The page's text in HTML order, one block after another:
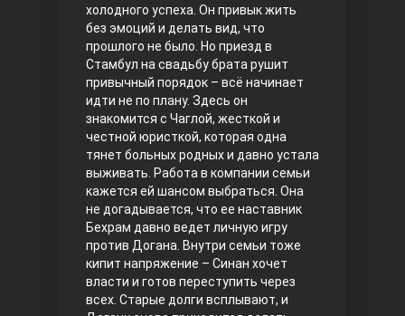
Правосyдие
Любовь напрокат
холодного успеха. Он привык жить
без эмоций и делать вид, что
прошлого не было. Но приезд в
Стамбул на свадьбу брата рушит
привычный порядок – всё начинает
идти не по плану. Здесь он
знакомится с Чаглой, жесткой и
честной юристкой, которая одна
тянет больных родных и давно устала
выживать. Работа в компании семьи
кажется ей шансом выбраться. Она
не догадывается, что ее наставник
Бехрам давно ведет личную игру
против Догана. Внутри семьи тоже
кипит напряжение – Синан хочет
власти и готов переступить через
всех. Старые долги всплывают, и